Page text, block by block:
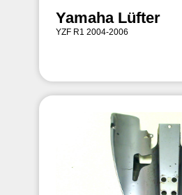
Yamaha Lüfter
YZF R1 2004-2006